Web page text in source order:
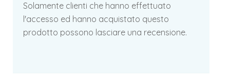
Solamente clienti che hanno effettuato
l'accesso ed hanno acquistato questo
prodotto possono lasciare una recensione.